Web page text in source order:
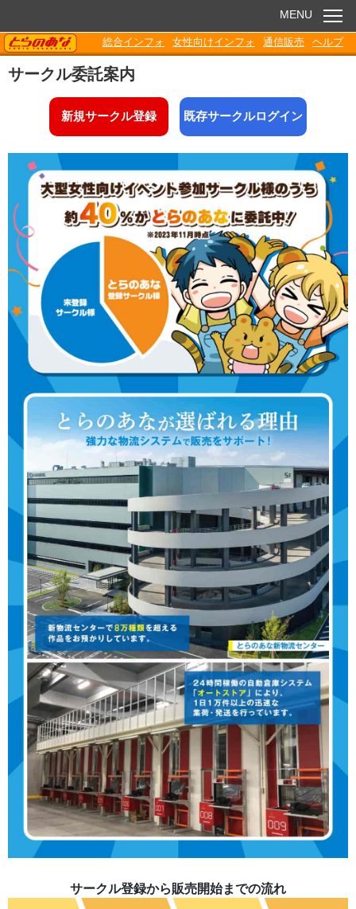
お知らせ
電子書籍
Q&A
各種ダウンロード
MENU
TORANOANA
総合インフォ 女性向けインフォ 通信販売 ヘルプ
サークル委託案内
新規サークル登録 既存サークルログイン
サークル登録から販売開始までの流れ